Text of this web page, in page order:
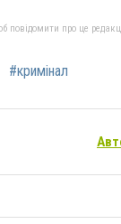
повідомити про це
#кримінал